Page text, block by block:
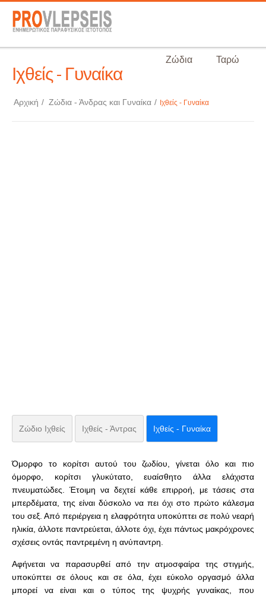
Ζώδια Ταρώ
Ιχθείς - Γυναίκα
Αρχική / Ζώδια - Άνδρας και Γυναίκα / Ιχθείς - Γυναίκα
Ζώδιο Ιχθείς Ιχθείς - Άντρας Ιχθείς - Γυναίκα
Όμορφο το κορίτσι αυτού του ζωδίου, γίνεται όλο και πιο
όμορφο, κορίτσι γλυκύτατο, ευαίσθητο άλλα ελάχιστα
πνευματώδες. Έτοιμη να δεχτεί κάθε επιρροή, με τάσεις στα
μπερδέματα, της είναι δύσκολο να πει όχι στο πρώτο κάλεσμα
του σεξ. Από περιέργεια η ελαφρότητα υποκύπτει σε πολύ νεαρή
ηλικία, άλλοτε παντρεύεται, άλλοτε όχι, έχει πάντως μακρόχρονες
σχέσεις οντάς παντρεμένη η ανύπαντρη.
Αφήνεται να παρασυρθεί από την ατμοσφαίρα της στιγμής,
υποκύπτει σε όλους και σε όλα, έχει εύκολο οργασμό άλλα
μπορεί να είναι και ο τύπος της ψυχρής γυναίκας, που